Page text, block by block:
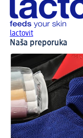
lactovit
Naša preporuka